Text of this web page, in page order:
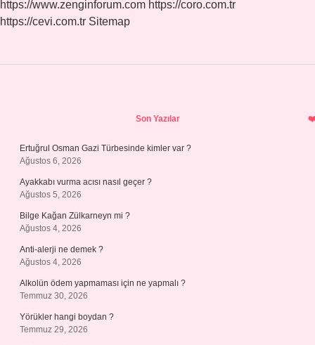
Ne
Anlatıyor
https://www.zenginforum.com https://coro.com.tr
https://cevi.com.tr Sitemap
Son Yazılar
Ertuğrul Osman Gazi Türbesinde kimler var ?
Ağustos 6, 2026
Ayakkabı vurma acısı nasıl geçer ?
Ağustos 5, 2026
Bilge Kağan Zülkarneyn mi ?
Ağustos 4, 2026
Anti-alerji ne demek ?
Ağustos 4, 2026
Alkolün ödem yapmaması için ne yapmalı ?
Temmuz 30, 2026
Yörükler hangi boydan ?
Temmuz 29, 2026